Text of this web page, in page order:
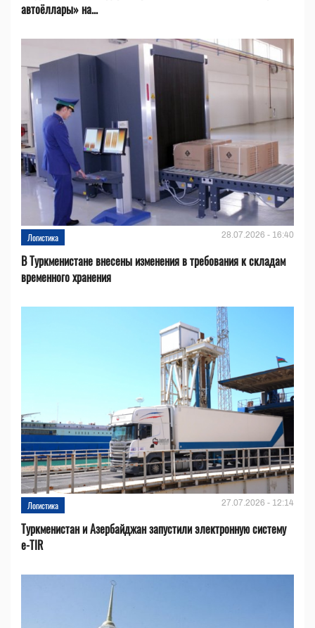
автоёллары» на...
Логистика 28.07.2026 - 16:40
В Туркменистане внесены изменения в требования к складам
временного хранения
Логистика 27.07.2026 - 12:14
Туркменистан и Азербайджан запустили электронную систему
e-TIR